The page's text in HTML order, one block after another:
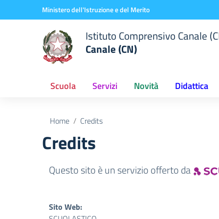
Vai ai contenuti
Vai al menu di navigazioneMinistero dell'Istruzione e del Merito
Istituto Comprensivo Canale
Canale (CN)
Scuola Servizi Novità Didattica
Home Credits
Credits
Questo sito è un servizio offerto da
Sito Web: